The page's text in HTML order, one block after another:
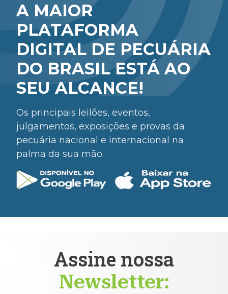
A MAIOR
PLATAFORMA
DIGITAL DE PECUÁRIA
DO BRASIL ESTÁ AO
SEU ALCANCE!
Os principais leilões, eventos,
julgamentos, exposições e provas da
pecuária nacional e internacional na
palma da sua mão.
Assine nossa
Newsletter: